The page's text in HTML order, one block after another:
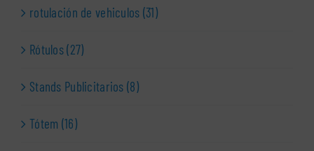
rotulación de vehiculos (31)
Rótulos (27)
Stands Publicitarios (8)
Tótem (16)